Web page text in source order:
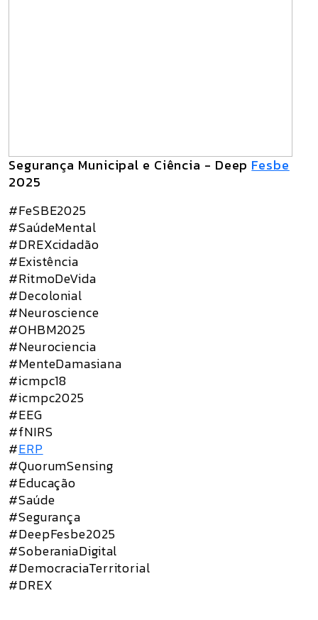
Segurança Municipal e Ciência - Deep Fesbe
2025
#FeSBE2025
#SaúdeMental
#DREXcidadão
#Existência
#RitmoDeVida
#Decolonial
#Neuroscience
#OHBM2025
#Neurociencia
#MenteDamasiana
#icmpc18
#icmpc2025
#EEG
#fNIRS
#ERP
#QuorumSensing
#Educação
#Saúde
#Segurança
#DeepFesbe2025
#SoberaniaDigital
#DemocraciaTerritorial
#DREX